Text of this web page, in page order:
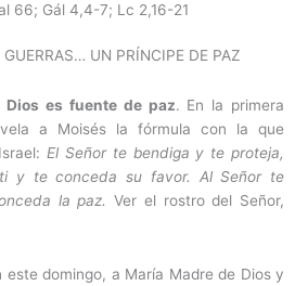
66; Gál 4,4-7; Lc 2,16-21
es fuente de paz. En la primera
a Moisés la fórmula con la que
El Señor te bendiga y te proteja,
y te conceda su favor. Al Señor te
la paz. Ver el rostro del Señor,
este domingo, a María Madre de Dios y